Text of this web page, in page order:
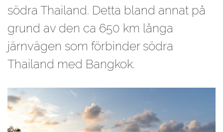
södra Thailand. Detta bland annat på
grund av den ca 650 km långa
järnvägen som förbinder södra
Thailand med Bangkok.